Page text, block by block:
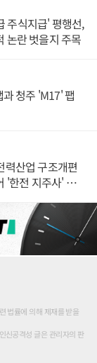
주식지급' 평행선,
논란 벗을지 주목
청주 'M17' 팹
력산업 구조개편
전 지주사' 재편
법률에 의해 제재를 받을
신공격성 글은 관리자의 판